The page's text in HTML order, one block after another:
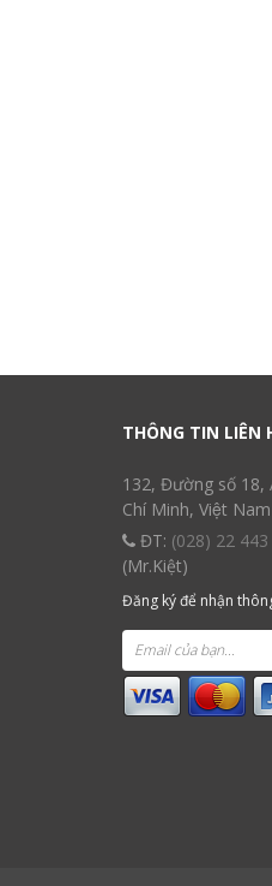
THÔNG TIN LIÊN
132, Đường số 18,
Chí Minh, Việt Nam
ĐT: (028) 22
(Mr.Kiệt)
Đăng ký để nhận